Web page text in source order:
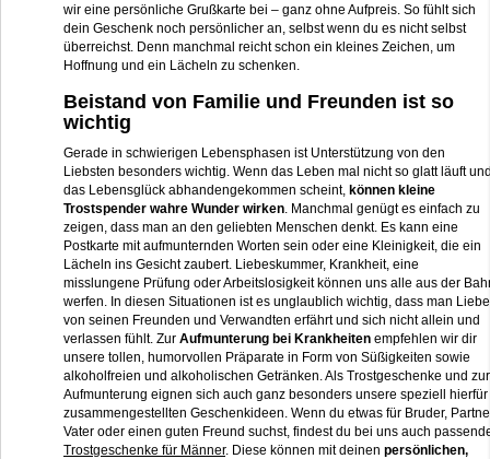
wir eine persönliche Grußkarte bei – ganz ohne Aufpreis. So fühlt sich
dein Geschenk noch persönlicher an, selbst wenn du es nicht selbst
überreichst. Denn manchmal reicht schon ein kleines Zeichen, um
Hoffnung und ein Lächeln zu schenken.
Beistand von Familie und Freunden ist so
wichtig
Gerade in schwierigen Lebensphasen ist Unterstützung von den
Liebsten besonders wichtig. Wenn das Leben mal nicht so glatt läuft
das Lebensglück abhandengekommen scheint, können kleine
Trostspender wahre Wunder wirken . Manchmal genügt es einfach zu
zeigen, dass man an den geliebten Menschen denkt. Es kann eine
Postkarte mit aufmunternden Worten sein oder eine Kleinigkeit, die ein
Lächeln ins Gesicht zaubert. Liebeskummer, Krankheit, eine
misslungene Prüfung oder Arbeitslosigkeit können uns alle aus der
werfen. In diesen Situationen ist es unglaublich wichtig, dass man Liebe
von seinen Freunden und Verwandten erfährt und sich nicht allein und
verlassen fühlt. Zur Aufmunterung bei Krankheiten empfehlen wir dir
unsere tollen, humorvollen Präparate in Form von Süßigkeiten sowie
alkoholfreien und alkoholischen Getränken. Als Trostgeschenke und zur
Aufmunterung eignen sich auch ganz besonders unsere speziell hierfür
zusammengestellten Geschenkideen. Wenn du etwas für Bruder,
Vater oder einen guten Freund suchst, findest du bei uns auch
Trostgeschenke für Männer. Diese können mit deinen persönlichen,